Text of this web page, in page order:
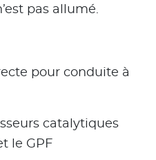
pas allumé.
pour conduite à
catalytiques
le GPF